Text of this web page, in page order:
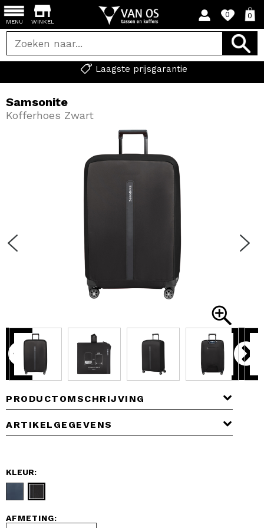
WINKEL
0 0
Laagste prijsgarantie
MENU
PRODUCTOMSCHRIJVING
ARTIKELGEGEVENS
Samsonite
Kofferhoes Zwart
KLEUR:
AFMETING: